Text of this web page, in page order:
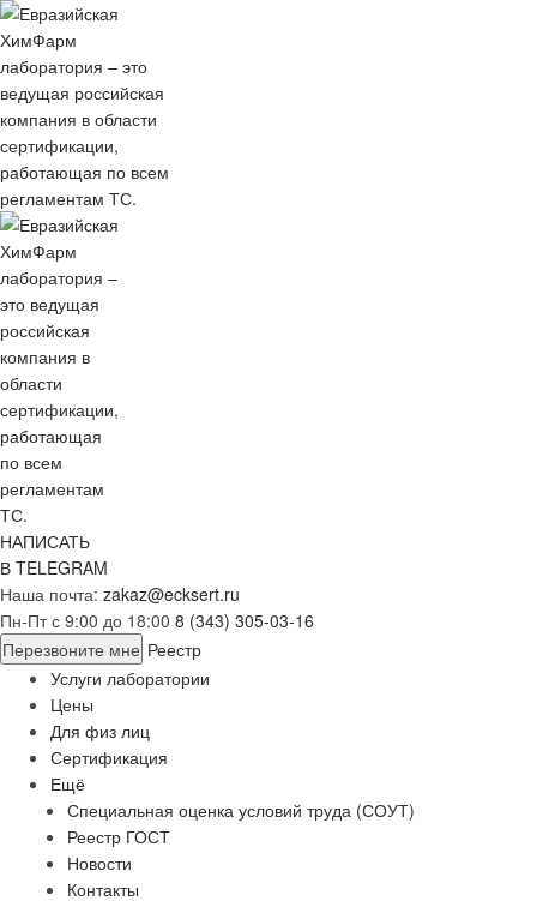
НАПИСАТЬ
В TELEGRAM
Наша почта: zakaz@ecksert.ru
Пн-Пт с 9:00 до 18:00 8 (343) 305-03-16
Перезвоните мне Реестр
Услуги лаборатории
Цены
Для физ лиц
Сертификация
Ещё
Специальная оценка условий труда (СОУТ)
Реестр ГОСТ
Новости
Контакты